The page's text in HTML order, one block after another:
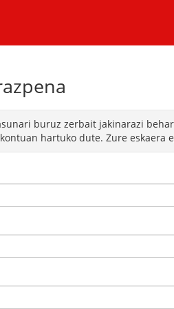
buruz zerbait jakinarazi
hartuko dute. Zure